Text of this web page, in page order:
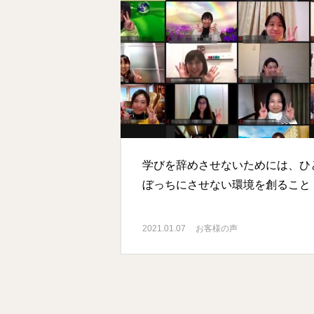
学びを辞めさせないためには、ひ
ぼっちにさせない環境を創ること
2021.01.07 お客様の声